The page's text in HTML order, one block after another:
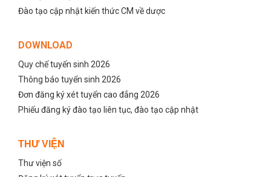
Đào tạo cập nhật kiến thức CM về dược
DOWNLOAD
Quy chế tuyến sinh 2026
Thông báo tuyển sinh 2026
Đơn đăng ký xét tuyển cao đẳng 2026
Phiếu đăng ký đào tạo liên tục, đào tạo cập nhật
THƯ VIỆN
Thư viện số